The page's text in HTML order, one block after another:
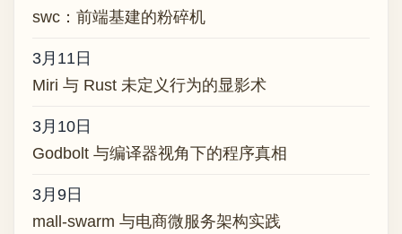
swc：前端基建的粉碎机
3月11日
Miri 与 Rust 未定义行为的显影术
3月10日
Godbolt 与编译器视角下的程序真相
3月9日
mall-swarm 与电商微服务架构实践